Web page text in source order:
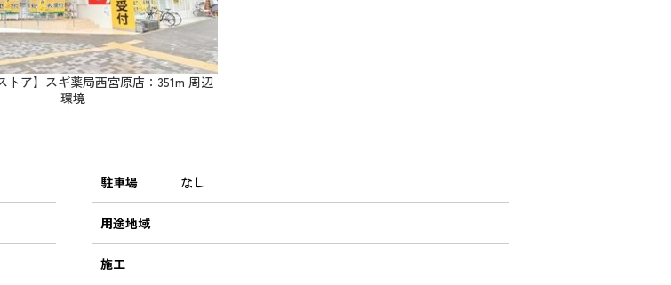
トア】スギ薬局西宮原店：351m 周辺
環境
駐車場 なし
用途地域
施工